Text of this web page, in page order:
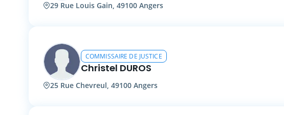
29 Rue Louis Gain, 49100 Angers
COMMISSAIRE DE JUSTICE
Christel DUROS
25 Rue Chevreul, 49100 Angers